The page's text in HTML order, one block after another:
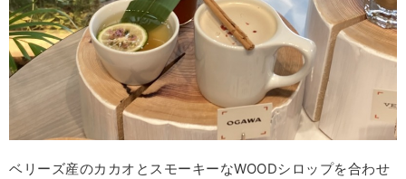
ベリーズ産のカカオとスモーキーなWOODシロップを合わせ